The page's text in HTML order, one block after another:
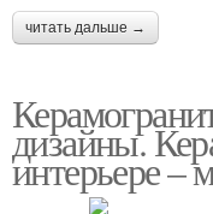
читать дальше →
дизайны.
интерьере –